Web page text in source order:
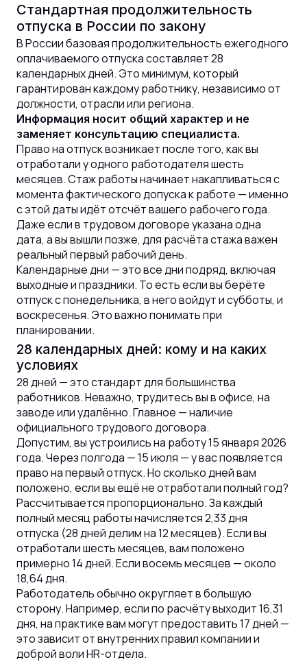
Стандартная продолжительность
отпуска в России по закону
В России базовая продолжительность ежегодного
оплачиваемого отпуска составляет 28
календарных дней. Это минимум, который
гарантирован каждому работнику, независимо от
должности, отрасли или региона.
Информация носит общий характер и не
заменяет консультацию специалиста.
Право на отпуск возникает после того, как вы
отработали у одного работодателя шесть
месяцев. Стаж работы начинает накапливаться с
момента фактического допуска к работе — именно
с этой даты идёт отсчёт вашего рабочего года.
Даже если в трудовом договоре указана одна
дата, а вы вышли позже, для расчёта стажа важен
реальный первый рабочий день.
Календарные дни — это все дни подряд, включая
выходные и праздники. То есть если вы берёте
отпуск с понедельника, в него войдут и субботы, и
воскресенья. Это важно понимать при
планировании.
28 календарных дней: кому и на каких
условиях
28 дней — это стандарт для большинства
работников. Неважно, трудитесь вы в офисе, на
заводе или удалённо. Главное — наличие
официального трудового договора.
Допустим, вы устроились на работу 15 января 2026
года. Через полгода — 15 июля — у вас появляется
право на первый отпуск. Но сколько дней вам
положено, если вы ещё не отработали полный год?
Рассчитывается пропорционально. За каждый
полный месяц работы начисляется 2,33 дня
отпуска (28 дней делим на 12 месяцев). Если вы
отработали шесть месяцев, вам положено
примерно 14 дней. Если восемь месяцев — около
18,64 дня.
Работодатель обычно округляет в большую
сторону. Например, если по расчёту выходит 16,31
дня, на практике вам могут предоставить 17 дней —
это зависит от внутренних правил компании и
доброй воли HR-отдела.